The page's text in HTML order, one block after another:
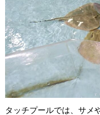
タッチプールでは、サメ